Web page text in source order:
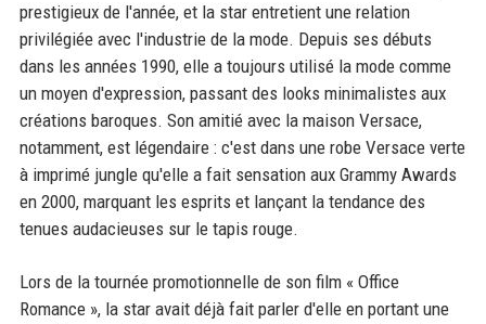
prestigieux de l'année, et la star entretient une relation
privilégiée avec l'industrie de la mode. Depuis ses débuts
dans les années 1990, elle a toujours utilisé la mode comme
un moyen d'expression, passant des looks minimalistes aux
créations baroques. Son amitié avec la maison Versace,
notamment, est légendaire : c'est dans une robe Versace verte
à imprimé jungle qu'elle a fait sensation aux Grammy Awards
en 2000, marquant les esprits et lançant la tendance des
tenues audacieuses sur le tapis rouge.
Lors de la tournée promotionnelle de son film « Office
Romance », la star avait déjà fait parler d'elle en portant une